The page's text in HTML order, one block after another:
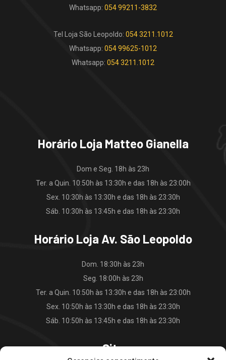
Whatsapp: 054 99211-3832
Tel Loja São Leopoldo: 054 3211.1012
Whatsapp: 054 99625-1012
Whatsapp: 054 3211.1012
Horário Loja Matteo Gianella
Dom e Seg. 18h às 23h
Ter. a Quin. 10:50h às 13:30h e das 18h às 23:00h
Sex. 10:30h às 13:30h e das 18h às 23:30h
Sáb. 10:30h às 13:45h e das 18h às 23:30h
Horário Loja Av. São Leopoldo
Dom. 18:30h às 23h
Seg. 18:00h às 23h
Ter. a Quin. 10:50h às 13:30h e das 18h às 23:00h
Sex. 10:50h às 13:30h e das 18h às 23:30h
Sáb. 10:50h às 13:45h e das 18h às 23:30h
Site